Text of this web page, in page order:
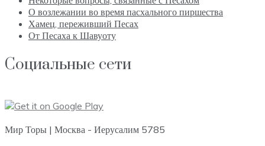
О возлежании во время пасхального пиршества
Хамец, переживший Песах
От Песаха к Шавуоту
Социальные сети
Мир Торы | Москва - Иерусалим 5785